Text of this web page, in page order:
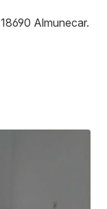
18690 Almunecar.